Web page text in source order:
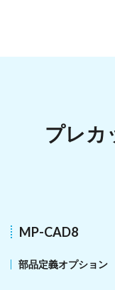
プレカ
MP-CAD8
部品定義オプション